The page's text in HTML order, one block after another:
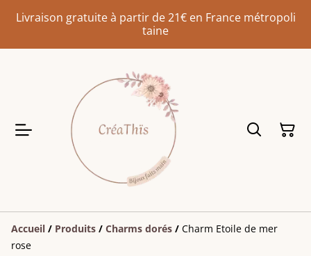
Livraison gratuite à partir de 21€ en France métropoli
taine
Accueil / Produits / Charms dorés / Charm Etoile de mer
rose